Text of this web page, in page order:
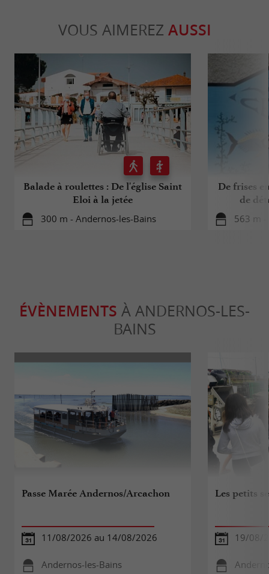
VOUS AIMEREZ AUSSI
Balade à roulettes : De l'église Saint
Eloi à la jetée
300 m - Andernos-les-Bains
De frises
de
563 m -
ÉVÈNEMENTS À ANDERNOS-LES-
BAINS
Passe Marée Andernos/Arcachon
11/08/2026 au 14/08/2026
Andernos-les-Bains
Les petits
19/08/